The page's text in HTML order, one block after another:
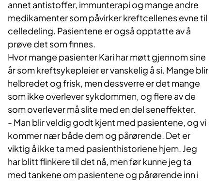
annet antistoffer, immunterapi og mange andre
medikamenter som påvirker kreftcellenes evne til
celledeling. Pasientene er også opptatte av å
prøve det som finnes.
Hvor mange pasienter Kari har møtt gjennom sine
år som kreftsykepleier er vanskelig å si. Mange blir
helbredet og frisk, men dessverre er det mange
som ikke overlever sykdommen, og flere av de
som overlever må slite med en del seneffekter.
- Man blir veldig godt kjent med pasientene, og vi
kommer nær både dem og pårørende. Det er
viktig å ikke ta med pasienthistoriene hjem. Jeg
har blitt flinkere til det nå, men før kunne jeg ta
med tankene om pasientene og pårørende inn i